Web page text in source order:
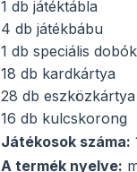
1 db játéktábla
4 db játékbábu
1 db speciális
18 db kardkártya
28 db eszközkártya
16 db kulcskorong
Játékosok száma:
A termék nyelve: